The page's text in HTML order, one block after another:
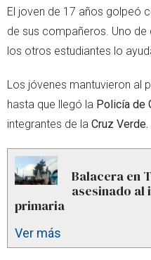
El joven de 17 años golpeó
de sus compañeros. Uno
los otros estudiantes lo
Los jóvenes mantuvieron al
hasta que llegó la Policía de
integrantes de la Cruz Verde.
Balacera en
asesinado al
primaria
Ver más